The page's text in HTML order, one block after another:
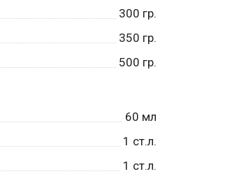
300 гр.
350 гр.
500 гр.
60 мл
1 ст.л.
1 ст.л.